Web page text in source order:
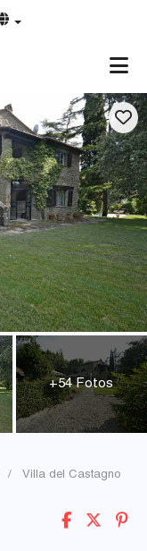
+54 Fotos
Villa del Castagno